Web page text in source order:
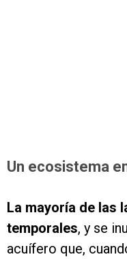
Un ecosistema
La mayoría de las
temporales, y se
acuífero que,